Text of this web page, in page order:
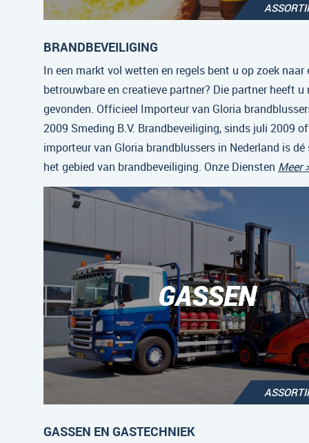
BRANDBEVEILIGING
In een markt vol wetten en regels bent u op zoek naar
betrouwbare en creatieve partner? Die partner heeft u
gevonden. Officieel Importeur van Gloria
2009 Smeding B.V. Brandbeveiliging, sinds juli 2009
importeur van Gloria brandblussers in Nederland is
het gebied van brandbeveiliging. Onze Diensten Meer
GASSEN
GASSEN EN GASTECHNIEK